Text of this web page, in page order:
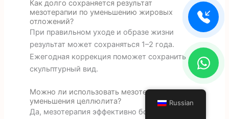
Как долго сохраняется результат
мезотерапии по уменьшению жировых
отложений?
При правильном уходе и образе жизни
результат может сохраняться 1–2 года.
Ежегодная коррекция поможет сохранить
скульптурный вид.
Можно ли использовать мезотерапию для
уменьшения целлюлита?
Да, мезотерапия эффективно борется с
Russian